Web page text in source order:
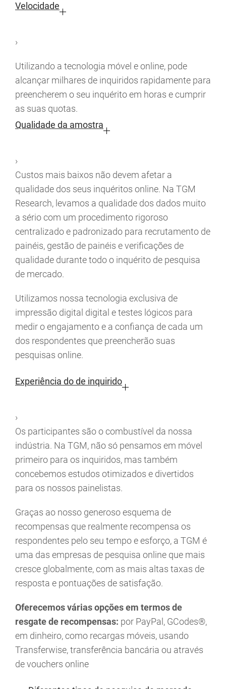
Velocidade
›
Utilizando a tecnologia móvel e online, pode
alcançar milhares de inquiridos rapidamente para
preencherem o seu inquérito em horas e cumprir
as suas quotas.
Qualidade da amostra
›
Custos mais baixos não devem afetar a
qualidade dos seus inquéritos online. Na TGM
Research, levamos a qualidade dos dados muito
a sério com um procedimento rigoroso
centralizado e padronizado para recrutamento de
painéis, gestão de painéis e verificações de
qualidade durante todo o inquérito de pesquisa
de mercado.
Utilizamos nossa tecnologia exclusiva de
impressão digital digital e testes lógicos para
medir o engajamento e a confiança de cada um
dos respondentes que preencherão suas
pesquisas online.
Experiência do de inquirido
›
Os participantes são o combustível da nossa
indústria. Na TGM, não só pensamos em móvel
primeiro para os inquiridos, mas também
concebemos estudos otimizados e divertidos
para os nossos painelistas.
Graças ao nosso generoso esquema de
recompensas que realmente recompensa os
respondentes pelo seu tempo e esforço, a TGM é
uma das empresas de pesquisa online que mais
cresce globalmente, com as mais altas taxas de
resposta e pontuações de satisfação.
Oferecemos várias opções em termos de
resgate de recompensas: por PayPal, GCodes®,
em dinheiro, como recargas móveis, usando
Transferwise, transferência bancária ou através
de vouchers online